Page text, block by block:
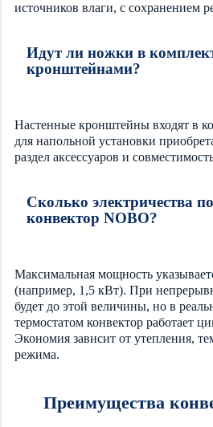
источников влаги, с сохранением
Идут ли ножки в
кронштейнами?
Настенные кронштейны входят в
для напольной установки
раздел аксессуаров и
Сколько электричества
конвектор NOBO?
Максимальная мощность
(например, 1,5 кВт). При
будет до этой величины, но в
термостатом конвектор работает
Экономия зависит от утепления,
режима.
Преимущества